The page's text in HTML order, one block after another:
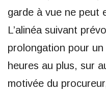
garde à vue ne peut
L’alinéa suivant
prolongation pour
heures au plus, sur
motivée du